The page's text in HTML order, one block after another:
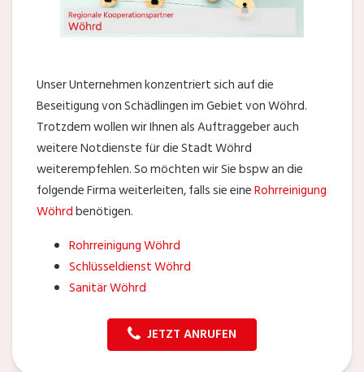
Unser Unternehmen konzentriert sich auf die
Beseitigung von Schädlingen im Gebiet von Wöhrd.
Trotzdem wollen wir Ihnen als Auftraggeber auch
weitere Notdienste für die Stadt Wöhrd
weiterempfehlen. So möchten wir Sie bspw an die
folgende Firma weiterleiten, falls sie eineRohrreinigung
Wöhrdbenötigen.
Rohrreinigung Wöhrd
Schlüsseldienst Wöhrd
Sanitär Wöhrd
JETZT ANRUFEN